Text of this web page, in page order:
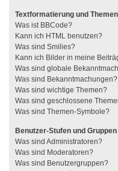
Textformatierung und
Was ist BBCode?
Kann ich HTML benutzen?
Was sind Smilies?
Kann ich Bilder in meine
Was sind globale
Was sind Bekanntmachungen?
Was sind wichtige Themen?
Was sind geschlossene
Was sind Themen-Symbole?
Benutzer-Stufen und Gruppen
Was sind Administratoren?
Was sind Moderatoren?
Was sind Benutzergruppen?